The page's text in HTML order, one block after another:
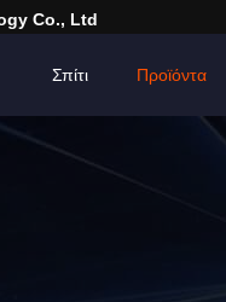
Co., Ltd
Σπίτι Προϊόντα